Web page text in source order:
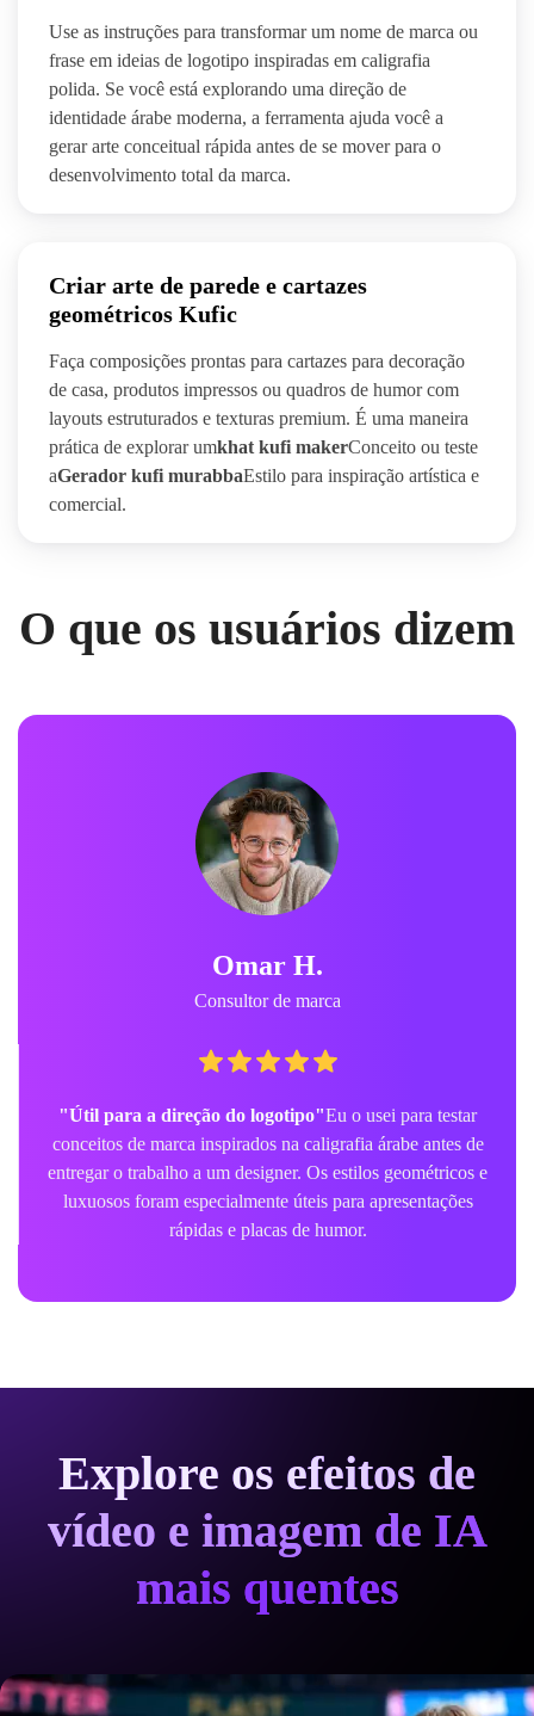
Use as instruções para transformar um nome de marca ou
frase em ideias de logotipo inspiradas em caligrafia
polida. Se você está explorando uma direção de
identidade árabe moderna, a ferramenta ajuda você a
gerar arte conceitual rápida antes de se mover para o
desenvolvimento total da marca.
Criar arte de parede e cartazes
geométricos Kufic
Faça composições prontas para cartazes para decoração
de casa, produtos impressos ou quadros de humor com
layouts estruturados e texturas premium. É uma maneira
prática de explorar umkhat kufi makerConceito ou teste
aGerador kufi murabbaEstilo para inspiração artística e
comercial.
O que os usuários dizem
Omar H.
Consultor de marca
"Útil para a direção do logotipo"Eu o usei para testar
conceitos de marca inspirados na caligrafia árabe antes de
entregar o trabalho a um designer. Os estilos geométricos e
luxuosos foram especialmente úteis para apresentações
rápidas e placas de humor.
Explore os efeitos de
vídeo e imagem de IA
mais quentes